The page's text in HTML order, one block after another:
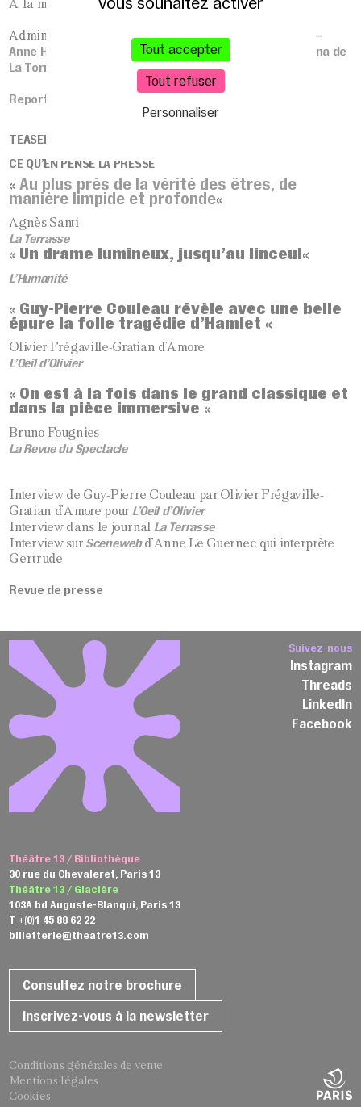
A la mémoire de Jean-Claude Carrière
Administration, production et diffusion La Magnanerie –
Anne Herrmann, Victor Leclère, Martin Galamez, Lauréna de
La Torre
Margot Graindorge
Report 20/21
TEASER
CE QU’EN PENSE LA PRESSE
«Au plus près de la vérité des êtres, de
manière limpide et profonde«
Agnès Santi
La Terrasse
« Un drame lumineux, jusqu’au linceul«
L’Humanité
« Guy-Pierre Couleau révèle avec une belle
épure la folle tragédie d’Hamlet «
Olivier Frégaville-Gratian d’Amore
L’Oeil d’Olivier
« On est à la fois dans le grand classique et
dans la pièce immersive «
Bruno Fougnies
La Revue du Spectacle
Interview de Guy-Pierre Couleau par Olivier Frégaville-
Gratian d’Amore pour L’Oeil d’Olivier
Interview dans le journal La Terrasse
Interview sur Scenewebd’Anne Le Guernec qui interprète
Gertrude
Revue de presse
Théâtre 13 / Bibliothèque
30 rue du Chevaleret, Paris 13
Théâtre 13 / Glacière
103A bd Auguste-Blanqui, Paris 13
T +(0)1 45 88 62 22
billetterie@theatre13.com
Consultez notre brochure
Inscrivez-vous à la newsletter
Conditions générales de vente
Mentions légales
Cookies
Suivez-nous
Instagram
Threads
LinkedIn
Facebook
Tout accepter
Tout refuser
Personnaliser